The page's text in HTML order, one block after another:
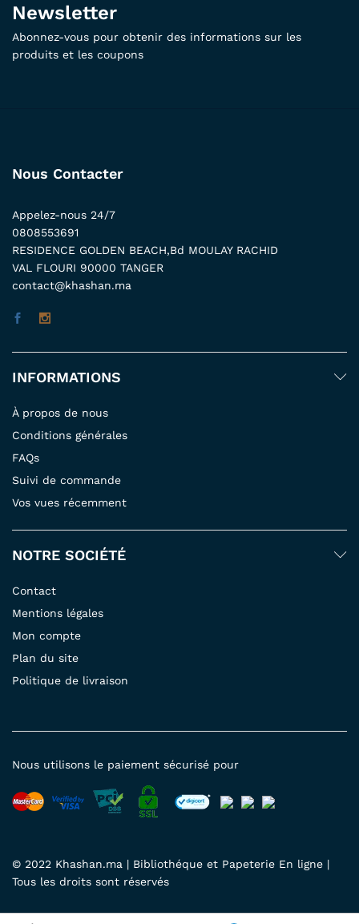
Newsletter
Abonnez-vous pour obtenir des informations sur les
produits et les coupons
Nous Contacter
Appelez-nous 24/7
0808553691
RESIDENCE GOLDEN BEACH,Bd MOULAY RACHID
VAL FLOURI 90000 TANGER
contact@khashan.ma
INFORMATIONS
À propos de nous
Conditions générales
FAQs
Suivi de commande
Vos vues récemment
NOTRE SOCIÉTÉ
Contact
Mentions légales
Mon compte
Plan du site
Politique de livraison
© 2022 Khashan.ma | Bibliothéque et Papeterie En ligne |
Tous les droits sont réservés
Nous utilisons le paiement sécurisé pour